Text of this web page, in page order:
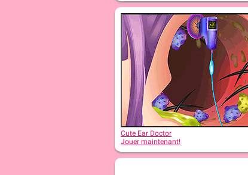
Cute Dentist Emergency
Cute Ear Doctor
Jouer maintenant!